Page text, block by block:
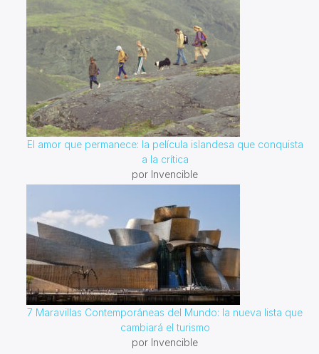
El amor que permanece: la película islandesa que conquista
a la crítica
por Invencible
7 Maravillas Contemporáneas del Mundo: la nueva lista que
cambiará el turismo
por Invencible